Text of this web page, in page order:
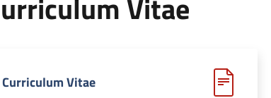
Vitae
Curriculum Vitae